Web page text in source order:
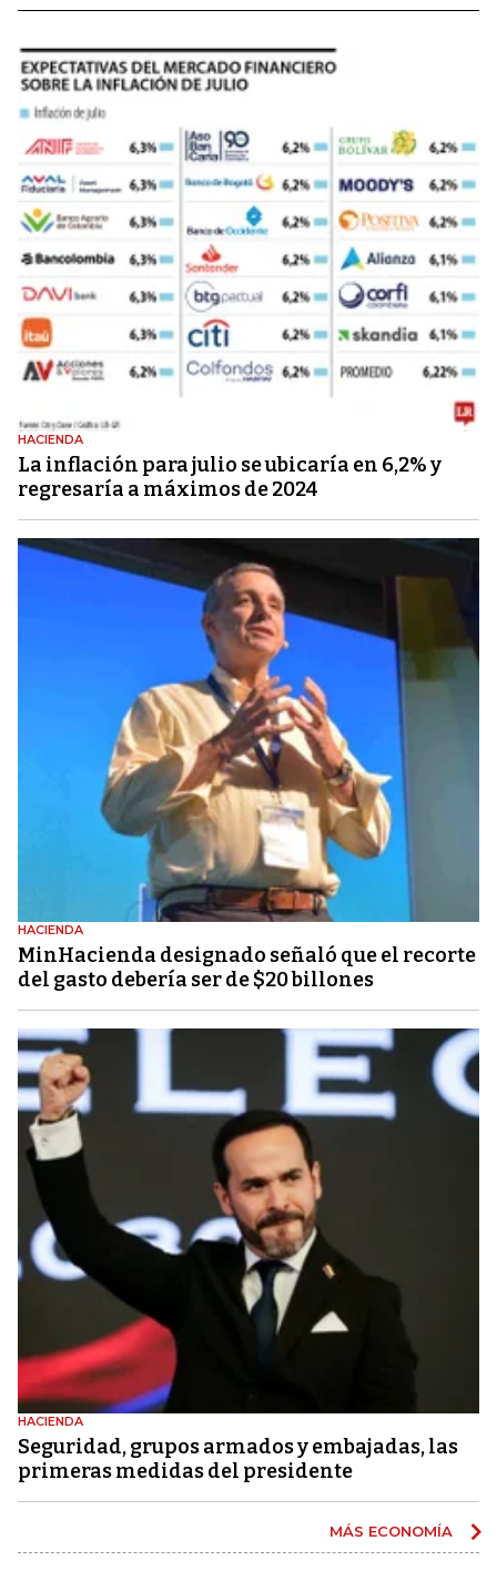
HACIENDA
La inflación para julio se ubicaría en 6,2% y
regresaría a máximos de 2024
HACIENDA
MinHacienda designado señaló que el recorte
del gasto debería ser de $20 billones
HACIENDA
Seguridad, grupos armados y embajadas, las
primeras medidas del presidente
MÁS ECONOMÍA